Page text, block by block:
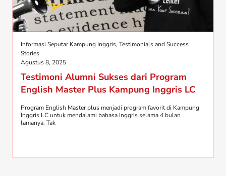
Informasi Seputar Kampung Inggris, Testimonials and Success
Stories
Agustus 8, 2025
Testimoni Alumni Sukses dari Program
English Master Plus Kampung Inggris LC
Program English Master plus menjadi program favorit di Kampung
Inggris LC untuk mendalami bahasa Inggris selama 4 bulan
lamanya. Tak